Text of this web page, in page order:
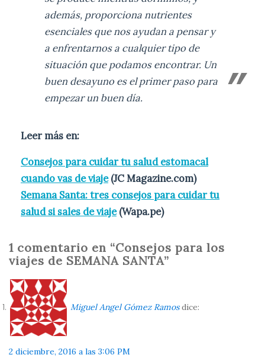
además, proporciona nutrientes
esenciales que nos ayudan a pensar y
a enfrentarnos a cualquier tipo de
situación que podamos encontrar. Un
buen desayuno es el primer paso para
empezar un buen día.
Leer más en:
Consejos para cuidar tu salud estomacal
cuando vas de viaje(JC Magazine.com)
Semana Santa: tres consejos para cuidar tu
salud si sales de viaje(Wapa.pe)
1 comentario en “Consejos para los
viajes de SEMANA SANTA”
Miguel Angel Gómez Ramos dice:
2 diciembre, 2016 a las 3:06 PM